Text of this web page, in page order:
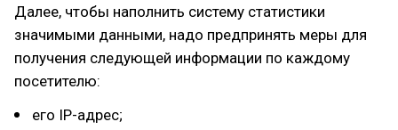
Далее, чтобы наполнить систему статистики
значимыми данными, надо предпринять меры для
получения следующей информации по каждому
посетителю:
его IP-адрес;